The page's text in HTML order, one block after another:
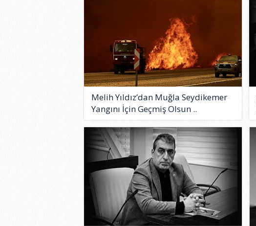
Melih Yıldız’dan Muğla Seydikemer
Yangını İçin Geçmiş Olsun ..